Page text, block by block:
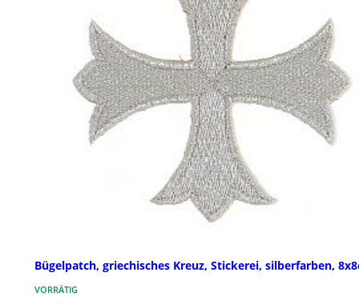
Bügelpatch, griechisches Kreuz, Stickerei, silberfarben,
VORRÄTIG